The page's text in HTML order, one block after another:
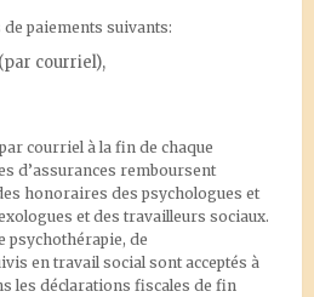
paiements suivants:
(par courriel),
courriel à la fin de chaque
d’assurances remboursent
honoraires des psychologues et
et des travailleurs sociaux.
psychothérapie, de
en travail social sont acceptés à
les déclarations fiscales de fin